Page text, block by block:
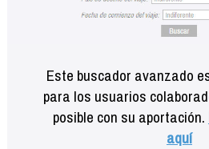
Este buscador avanzado
para los usuarios
posible con su aportación.
aquí